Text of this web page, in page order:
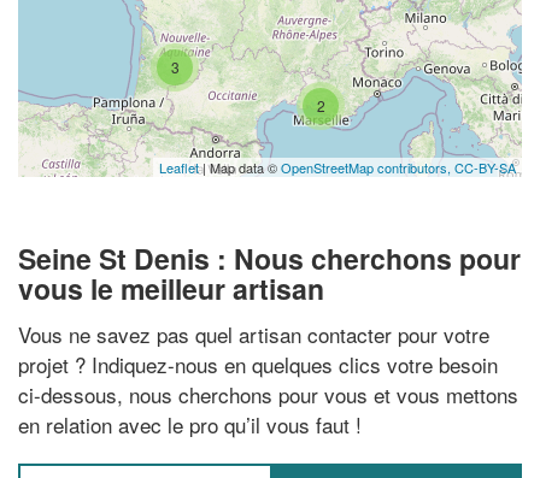
2
3
Leaflet| Map data ©OpenStreetMap contributors, CC-BY-SA
Seine St Denis : Nous cherchons pour
vous le meilleur artisan
Vous ne savez pas quel artisan contacter pour votre
projet ? Indiquez-nous en quelques clics votre besoin
ci-dessous, nous cherchons pour vous et vous mettons
en relation avec le pro qu’il vous faut !